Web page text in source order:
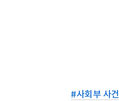
#사회부 사